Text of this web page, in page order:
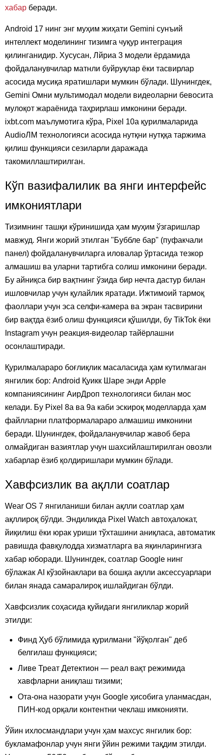
хабар беради.
Android 17 нинг энг муҳим жиҳати Gemini сунъий
интеллект моделининг тизимга чуқур интеграция
қилинганидир. Хусусан, Лйриа 3 модели ёрдамида
фойдаланувчилар матнли буйруқлар ёки тасвирлар
асосида мусиқа яратишлари мумкин бўлади. Шунингдек,
Gemini Омни мультимодал модели видеоларни бевосита
мулоқот жараёнида таҳрирлаш имконини беради.
ixbt.com маълумотига кўра, Pixel 10а қурилмаларида
AudiоЛМ технологияси асосида нутқни нутққа таржима
қилиш функцияси сезиларли даражада
такомиллаштирилган.
Кўп вазифалилик ва янги интерфейс
имкониятлари
Тизимнинг ташқи кўринишида ҳам муҳим ўзгаришлар
мавжуд. Янги жорий этилган "Буббле бар" (пуфакчали
панел) фойдаланувчиларга иловалар ўртасида тезкор
алмашиш ва уларни тартибга солиш имконини беради.
Бу айниқса бир вақтнинг ўзида бир нечта дастур билан
ишловчилар учун қулайлик яратади. Ижтимоий тармоқ
фаоллари учун эса селфи-камера ва экран тасвирини
бир вақтда ёзиб олиш функцияси қўшилди, бу TikTok ёки
Instagram учун реакция-видеолар тайёрлашни
осонлаштиради.
Қурилмалараро боғлиқлик масаласида ҳам кутилмаган
янгилик бор: Android Қуикк Шаре энди Apple
компаниясининг АирДроп технологияси билан мос
келади. Бу Pixel 8а ва 9а каби эскироқ моделларда ҳам
файлларни платформалараро алмашиш имконини
беради. Шунингдек, фойдаланувчилар жавоб бера
олмайдиган вазиятлар учун шахсийлаштирилган овозли
хабарлар ёзиб қолдиришлари мумкин бўлади.
Хавфсизлик ва ақлли соатлар
Wear OS 7 янгиланиши билан ақлли соатлар ҳам
ақллироқ бўлди. Эндиликда Pixel Watch автоҳалокат,
йиқилиш ёки юрак уриши тўхташини аниқласа, автоматик
равишда фавқулодда хизматларга ва яқинларингизга
хабар юборади. Шунингдек, соатлар Google нинг
бўлажак AI кўзойнаклари ва бошқа ақлли аксессуарлари
билан янада самаралироқ ишлайдиган бўлди.
Хавфсизлик соҳасида қуйидаги янгиликлар жорий
этилди:
Финд Ҳуб бўлимида қурилмани "йўқолган" деб
белгилаш функцияси;
Ливе Треат Детектион — реал вақт режимида
хавфларни аниқлаш тизими;
Ота-она назорати учун Google ҳисобига уланмасдан,
ПИН-код орқали контентни чеклаш имконияти.
Ўйин ихлосмандлари учун ҳам махсус янгилик бор:
букламафонлар учун янги ўйин режими тақдим этилди.